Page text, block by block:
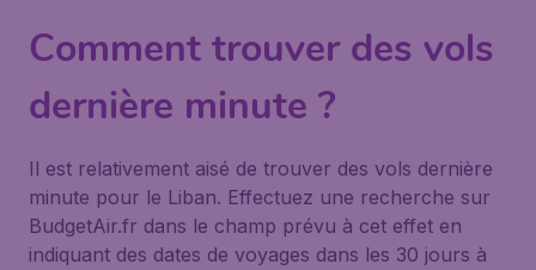
Comment trouver des vols
dernière minute ?
Il est relativement aisé de trouver des vols dernière
minute pour le Liban. Effectuez une recherche sur
BudgetAir.fr dans le champ prévu à cet effet en
indiquant des dates de voyages dans les 30 jours à